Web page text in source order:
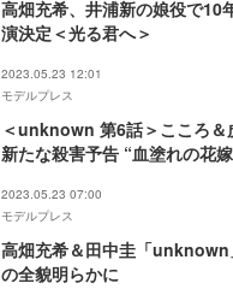
高畑充希、井浦新の娘役で10
演決定＜光る君へ＞
2023.05.23 12:01
モデルプレス
＜unknown 第6話＞こころ＆
新たな殺害予告 “血塗れの花
2023.05.23 07:00
モデルプレス
高畑充希＆田中圭「unknown
の全貌明らかに